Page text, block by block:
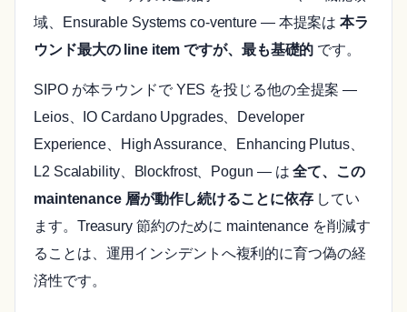
域、Ensurable Systems co-venture — 本提案は本ラ
ウンド最大の line item ですが、最も基礎的 です。
SIPO が本ラウンドで YES を投じる他の全提案 —
Leios、IO Cardano Upgrades、Developer
Experience、High Assurance、Enhancing Plutus、
L2 Scalability、Blockfrost、Pogun — は全て、この
maintenance 層が動作し続けることに依存してい
ます。Treasury 節約のために maintenance を削減す
ることは、運用インシデントへ複利的に育つ偽の経
済性です。